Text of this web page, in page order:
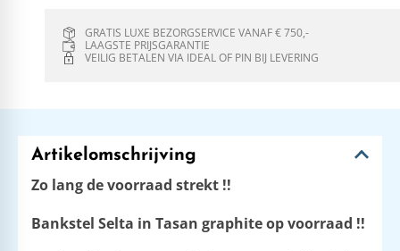
GRATIS LUXE BEZORGSERVICE VANAF € 750,-
LAAGSTE PRIJSGARANTIE
VEILIG BETALEN VIA IDEAL OF PIN BIJ LEVERING
Artikelomschrijving
​Zo lang de voorraad strekt !!
Bankstel Selta in Tasan graphite op voorraad !!